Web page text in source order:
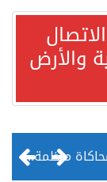
والأرض
منظمة المرأة العربية تطلق «نموذج محاكاة منظمة المرأة العربية للشباب» بمشاركة 10 دول عربية..غدًا